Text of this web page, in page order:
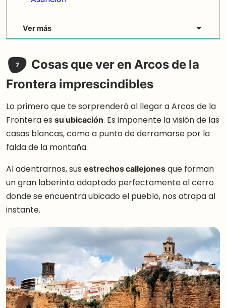
Ver más
7
Cosas que ver en Arcos de la
Frontera imprescindibles
Lo primero que te sorprenderá al llegar a Arcos de la
Frontera es su ubicación. Es imponente la visión de las
casas blancas, como a punto de derramarse por la
falda de la montaña.
Al adentrarnos, sus estrechos callejonesque forman
un gran laberinto adaptado perfectamente al cerro
donde se encuentra ubicado el pueblo, nos atrapa al
instante.